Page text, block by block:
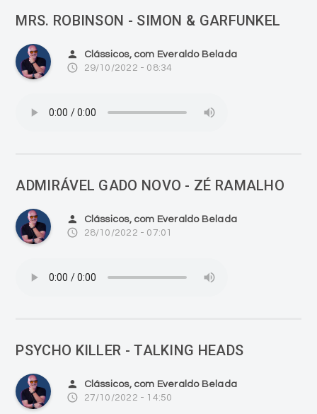
MRS. ROBINSON - SIMON & GARFUNKEL
person Clássicos, com Everaldo Belada
access_time 29/10/2022 - 08:34
ADMIRÁVEL GADO NOVO - ZÉ RAMALHO
person Clássicos, com Everaldo Belada
access_time 28/10/2022 - 07:01
PSYCHO KILLER - TALKING HEADS
person Clássicos, com Everaldo Belada
access_time 27/10/2022 - 14:50